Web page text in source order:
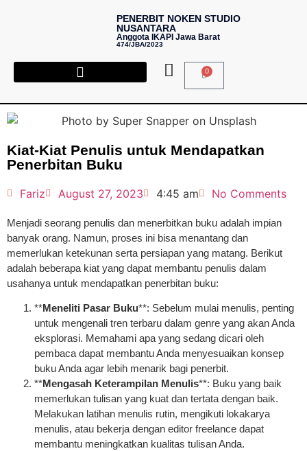
PENERBIT NOKEN STUDIO
NUSANTARA
Anggota IKAPI Jawa Barat
474/JBA/2023
0
Kiat-Kiat Penulis untuk Mendapatkan
Penerbitan Buku
Fariz August 27, 2023 4:45 am No Comments
Menjadi seorang penulis dan menerbitkan buku adalah impian
banyak orang. Namun, proses ini bisa menantang dan
memerlukan ketekunan serta persiapan yang matang. Berikut
adalah beberapa kiat yang dapat membantu penulis dalam
usahanya untuk mendapatkan penerbitan buku:
**Meneliti Pasar Buku**: Sebelum mulai menulis, penting
untuk mengenali tren terbaru dalam genre yang akan Anda
eksplorasi. Memahami apa yang sedang dicari oleh
pembaca dapat membantu Anda menyesuaikan konsep
buku Anda agar lebih menarik bagi penerbit.
**Mengasah Keterampilan Menulis**: Buku yang baik
memerlukan tulisan yang kuat dan tertata dengan baik.
Melakukan latihan menulis rutin, mengikuti lokakarya
menulis, atau bekerja dengan editor freelance dapat
membantu meningkatkan kualitas tulisan Anda.